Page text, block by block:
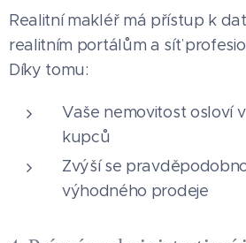
Realitní makléř má přístup k
realitním portálům a síť
Díky tomu:
Vaše nemovitost osloví
kupců
Zvýší se
výhodného prodeje